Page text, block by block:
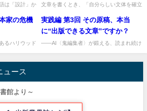
は「設計」か
）は、かつて
文章を書くとき、「自分らしい文体を確立
思ったことはありませんか？ AIを活用す
ると、さまざまな文体を試...
家の危機
るハリウッド
実践編 第3回 その原稿、本当
に“出版できる文章”ですか？
――AI〈鬼編集者〉が鍛える、読まれ続け
ュース
館より～